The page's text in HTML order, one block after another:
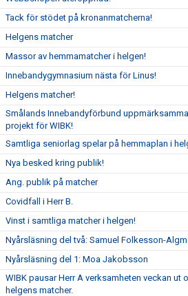
Tack för stödet på kronanmatcherna!
Helgens matcher
Massor av hemmamatcher i helgen!
Innebandygymnasium nästa för Linus!
Helgens matcher!
Smålands Innebandyförbund
projekt för WIBK!
Samtliga seniorlag spelar på hemmaplan i
Nya besked kring publik!
Ang. publik på matcher
Covidfall i Herr B.
Vinst i samtliga matcher i helgen!
Nyårsläsning del två: Samuel Folkesson-
Nyårsläsning del 1: Moa Jakobsson
WIBK pausar Herr A verksamheten veckan ut
helgens matcher.